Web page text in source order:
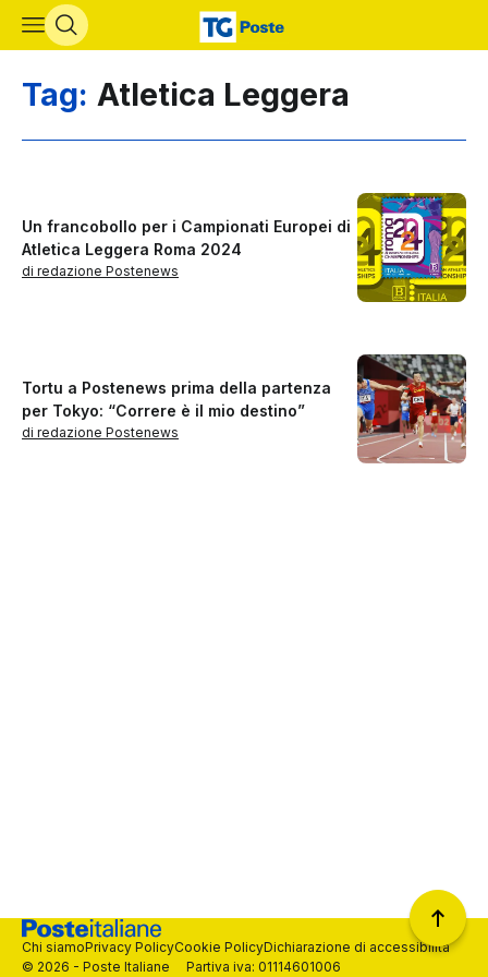
Vai al contenuto principale
Tag: Atletica Leggera
Un francobollo per i Campionati Europei di
Atletica Leggera Roma 2024
di redazione Postenews
Tortu a Postenews prima della partenza
per Tokyo: “Correre è il mio destino”
di redazione Postenews
© 2026 - Poste Italiane Partiva iva: 01114601006
Chi siamoPrivacy PolicyCookie PolicyDichiarazione di accessibilità